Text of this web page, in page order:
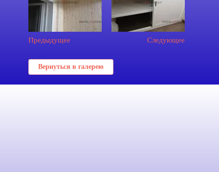
Предыдущее Следующее
Вернуться в галерею